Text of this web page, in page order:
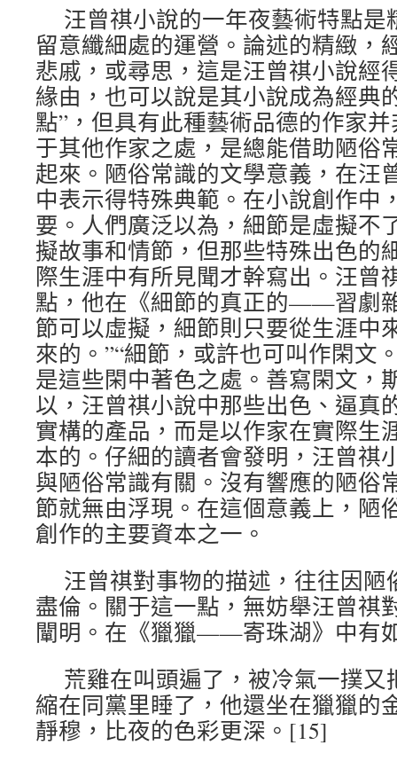
汪曾祺小說的一年夜藝術特點
留意纖細處的運營。論述的精緻，
悲戚，或尋思，這是汪曾祺小說經
緣由，也可以說是其小說成為經典
點”，但具有此種藝術品德的作家
于其他作家之處，是總能借助陋俗
起來。陋俗常識的文學意義，在汪
中表示得特殊典範。在小說創作中
要。人們廣泛以為，細節是虛擬不
擬故事和情節，但那些特殊出色的
際生涯中有所見聞才幹寫出。汪曾
點，他在《細節的真正的——習劇
節可以虛擬，細節則只要從生涯中
來的。”“細節，或許也可叫作閑文
是這些閑中著色之處。善寫閑文，
以，汪曾祺小說中那些出色、逼真
實構的產品，而是以作家在實際生
本的。仔細的讀者會發明，汪曾祺
與陋俗常識有關。沒有響應的陋俗
節就無由浮現。在這個意義上，陋
創作的主要資本之一。
汪曾祺對事物的描述，往往因
盡倫。關于這一點，無妨舉汪曾祺
闡明。在《獵獵——寄珠湖》中有
荒雞在叫頭遍了，被冷氣一撲
縮在同黨里睡了，他還坐在獵獵的
靜穆，比夜的色彩更深。[15]